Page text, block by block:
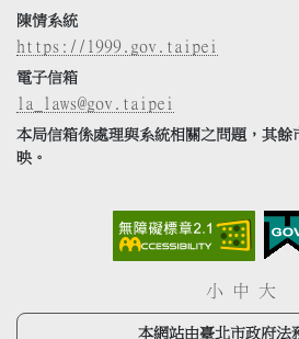
陳情系統
https://1999.gov.taipei
電子信箱
la_laws@gov.taipei
本局信箱係處理與系統相關之問題，其餘
映。
小 中 大
本網站由臺北市政府法